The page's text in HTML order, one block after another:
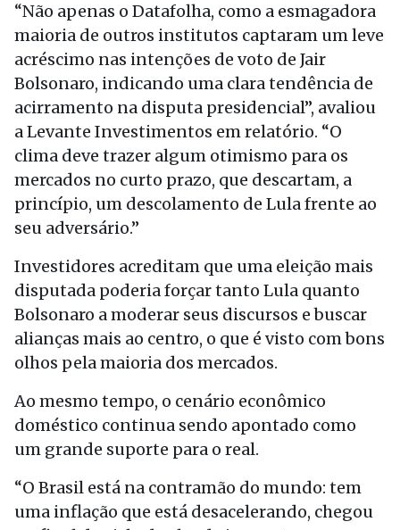
“Não apenas o Datafolha, como a esmagadora
maioria de outros institutos captaram um leve
acréscimo nas intenções de voto de Jair
Bolsonaro, indicando uma clara tendência de
acirramento na disputa presidencial”, avaliou
a Levante Investimentos em relatório. “O
clima deve trazer algum otimismo para os
mercados no curto prazo, que descartam, a
princípio, um descolamento de Lula frente ao
seu adversário.”
Investidores acreditam que uma eleição mais
disputada poderia forçar tanto Lula quanto
Bolsonaro a moderar seus discursos e buscar
alianças mais ao centro, o que é visto com bons
olhos pela maioria dos mercados.
Ao mesmo tempo, o cenário econômico
doméstico continua sendo apontado como
um grande suporte para o real.
“O Brasil está na contramão do mundo: tem
uma inflação que está desacelerando, chegou